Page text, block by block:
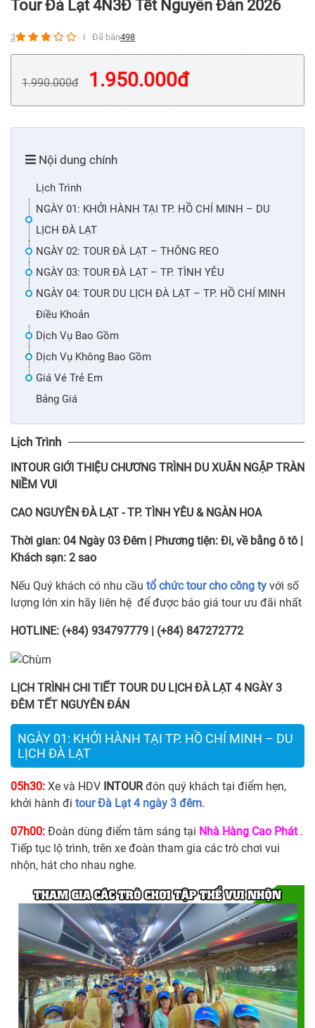
Tour Đà Lạt 4N3Đ Tết Nguyên Đán 2026
3 Đã bán498
1.990.000đ 1.950.000đ
Nội dung chính
Lịch Trình
NGÀY 01: KHỞI HÀNH TẠI TP. HỒ CHÍ MINH – DU
LỊCH ĐÀ LẠT
NGÀY 02: TOUR ĐÀ LẠT – THÔNG REO
NGÀY 03: TOUR ĐÀ LẠT – TP. TÌNH YÊU
NGÀY 04: TOUR DU LỊCH ĐÀ LẠT – TP. HỒ CHÍ MINH
Điều Khoản
Dịch Vụ Bao Gồm
Dịch Vụ Không Bao Gồm
Giá Vé Trẻ Em
Bảng Giá
Lịch Trình
INTOUR GIỚI THIỆU CHƯƠNG TRÌNH DU XUÂN NGẬP TRÀN
NIỀM VUI
CAO NGUYÊN ĐÀ LẠT - TP. TÌNH YÊU & NGÀN HOA
Thời gian: 04 Ngày 03 Đêm Phương tiện: Đi, về bằng ô tô
Khách sạn: 2 sao
Nếu Quý khách có nhu cầu tổ chức tour cho công ty với số
lượng lớn xin hãy liên hệ để được báo giá tour ưu đãi nhất
HOTLINE: (+84) 934797779 | (+84) 847272772
LỊCH TRÌNH CHI TIẾT TOUR DU LỊCH ĐÀ LẠT 4 NGÀY 3
ĐÊM TẾT NGUYÊN ĐÁN
NGÀY 01: KHỞI HÀNH TẠI TP. HỒ CHÍ MINH – DU
LỊCH ĐÀ LẠT
05h30: Xe và HDV INTOURđón quý khách tại điểm hẹn,
khởi hành đi tour Đà Lạt 4 ngày 3 đêm.
07h00: Đoàn dùng điểm tâm sáng tại Nhà Hàng Cao Phát.
Tiếp tục lộ trình, trên xe đoàn tham gia các trò chơi vui
nhộn, hát cho nhau nghe.